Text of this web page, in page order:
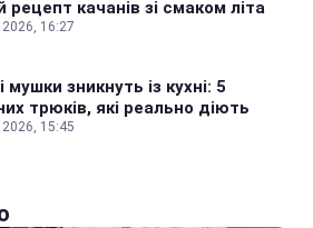
рецепт качанів зі смаком літа
2026, 16:27
мушки зникнуть із кухні: 5
трюків, які реально діють
2026, 15:45